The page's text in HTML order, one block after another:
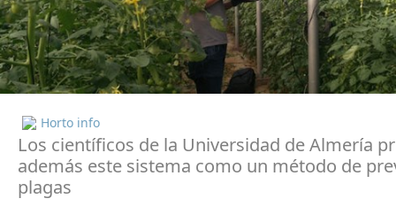
Horto info
Los científicos de la Universidad de Almería
además este sistema como un método de
plagas